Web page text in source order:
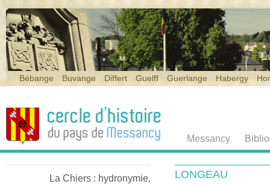
Bébange Buvange Differt Guelff Guerlange Habergy
Messancy
La Chiers : hydronymie,
LONGEAU